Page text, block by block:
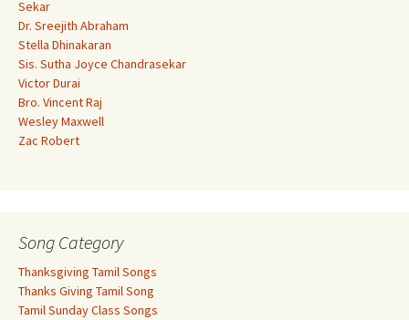
Sekar
Dr. Sreejith Abraham
Stella Dhinakaran
Sis. Sutha Joyce Chandrasekar
Victor Durai
Bro. Vincent Raj
Wesley Maxwell
Zac Robert
Song Category
Thanksgiving Tamil Songs
Thanks Giving Tamil Song
Tamil Sunday Class Songs